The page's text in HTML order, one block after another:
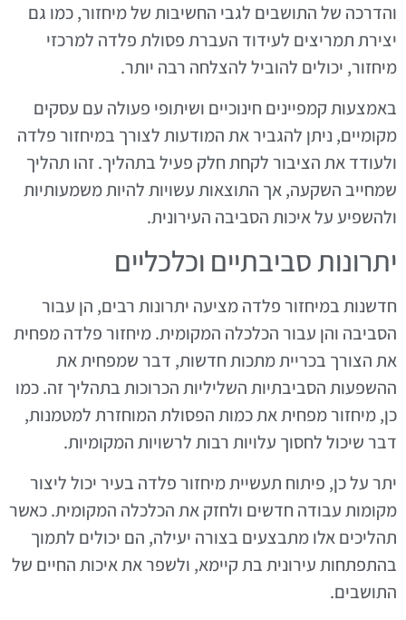
והדרכה של התושבים לגבי החשיבות של מיחזור, כמו גם
יצירת תמריצים לעידוד העברת פסולת פלדה למרכזי
מיחזור, יכולים להוביל להצלחה רבה יותר.
באמצעות קמפיינים חינוכיים ושיתופי פעולה עם עסקים
מקומיים, ניתן להגביר את המודעות לצורך במיחזור פלדה
ולעודד את הציבור לקחת חלק פעיל בתהליך. זהו תהליך
שמחייב השקעה, אך התוצאות עשויות להיות משמעותיות
ולהשפיע על איכות הסביבה העירונית.
יתרונות סביבתיים וכלכליים
חדשנות במיחזור פלדה מציעה יתרונות רבים, הן עבור
הסביבה והן עבור הכלכלה המקומית. מיחזור פלדה מפחית
את הצורך בכריית מתכות חדשות, דבר שמפחית את
ההשפעות הסביבתיות השליליות הכרוכות בתהליך זה. כמו
כן, מיחזור מפחית את כמות הפסולת המוחזרת למטמנות,
דבר שיכול לחסוך עלויות רבות לרשויות המקומיות.
יתר על כן, פיתוח תעשיית מיחזור פלדה בעיר יכול ליצור
מקומות עבודה חדשים ולחזק את הכלכלה המקומית. כאשר
תהליכים אלו מתבצעים בצורה יעילה, הם יכולים לתמוך
בהתפתחות עירונית בת קיימא, ולשפר את איכות החיים של
התושבים.